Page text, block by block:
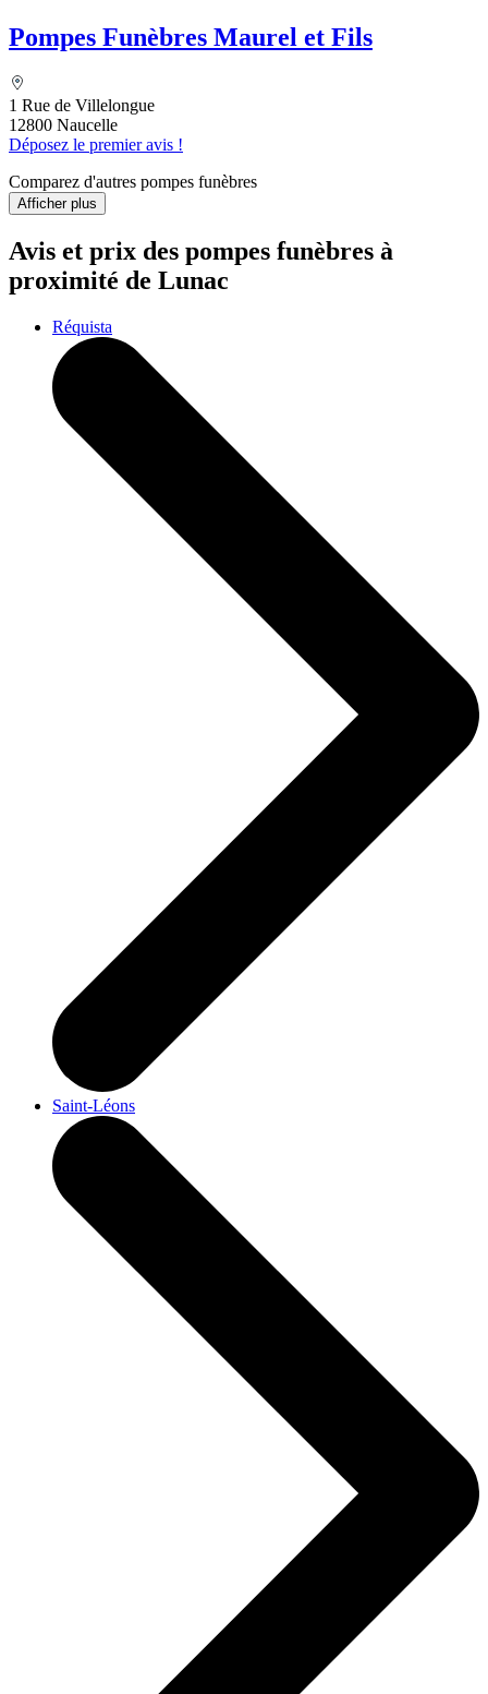
Pompes Funèbres Maurel et Fils
1 Rue de Villelongue
12800 Naucelle
Déposez le premier avis !
Comparez d'autres pompes funèbres
Afficher plus
Avis et prix des pompes funèbres à
proximité de Lunac
Réquista
Saint-Léons